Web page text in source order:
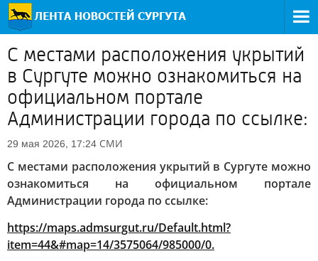
С местами расположения укрытий
в Сургуте можно ознакомиться на
официальном портале
Администрации города по ссылке:
29 мая 2026, 17:24 СМИ
С местами расположения укрытий в Сургуте можно
ознакомиться на официальном портале
Администрации города по ссылке:
https://maps.admsurgut.ru/Default.html?
item=44&#map=14/3575064/985000/0.